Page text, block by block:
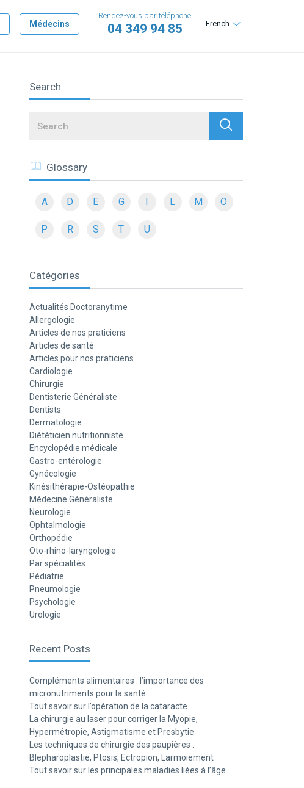
Médecins French
Rendez-vous par téléphone
04 349 94 85
Search
Search
Glossary
A D E G I L M O
P R S T U
Catégories
Actualités Doctoranytime
Allergologie
Articles de nos praticiens
Articles de santé
Articles pour nos praticiens
Cardiologie
Chirurgie
Dentisterie Généraliste
Dentists
Dermatologie
Diététicien nutritionniste
Encyclopédie médicale
Gastro-entérologie
Gynécologie
Kinésithérapie-Ostéopathie
Médecine Généraliste
Neurologie
Ophtalmologie
Orthopédie
Oto-rhino-laryngologie
Par spécialités
Pédiatrie
Pneumologie
Psychologie
Urologie
Recent Posts
Compléments alimentaires : l’importance des
micronutriments pour la santé
Tout savoir sur l’opération de la cataracte
La chirurgie au laser pour corriger la Myopie,
Hypermétropie, Astigmatisme et Presbytie
Les techniques de chirurgie des paupières :
Blepharoplastie, Ptosis, Ectropion, Larmoiement
Tout savoir sur les principales maladies liées à l’âge